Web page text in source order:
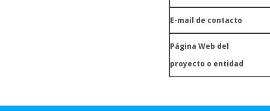
E-mail de contacto
Página Web del
proyecto o entidad